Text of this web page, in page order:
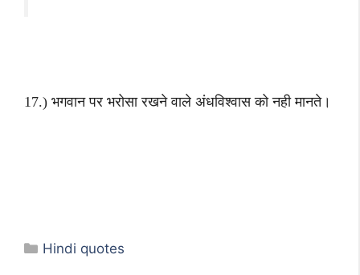
17.) भगवान पर भरोसा रखने वाले अंधविश्वास को नही मानते।
Categories
Hindi quotes